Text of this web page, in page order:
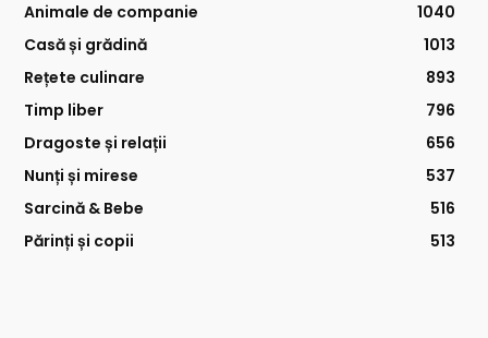
Animale de companie
1040
Casă și grădină
1013
Rețete culinare
893
Timp liber
796
Dragoste și relații
656
Nunți și mirese
537
Sarcină & Bebe
516
Părinți și copii
513